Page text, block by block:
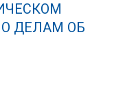
ДЕЛАМ ОБ